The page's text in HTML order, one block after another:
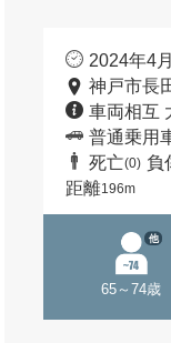
2024年4
神戸市長
車両相互
普通乗用
死亡(0) 負
距離196m
65～74歳
他